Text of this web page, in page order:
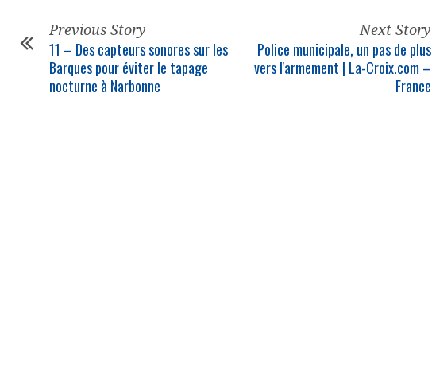
Previous Story
11 – Des capteurs sonores sur les
Barques pour éviter le tapage
nocturne à Narbonne
Next Story
Police municipale, un pas de plus
vers l'armement | La-Croix.com –
France